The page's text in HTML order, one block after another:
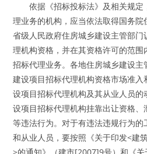
依据《招标投标法》及相关规定
理业务的机构，应当依法取得国务
省级人民政府住房城乡建设主管部
理机构资格，并在其资格许可的范
招标代理业务。各地住房城乡建设
建设项目招标代理机构资格市场准
设项目招标代理机构及其从业人员
设项目招标代理机构挂靠出让资格
等违法行为。对于有违法违规行为
和从业人员，要按照《关于印发<建